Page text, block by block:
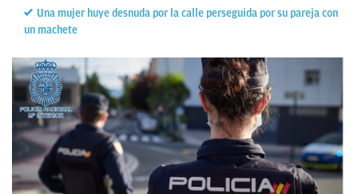
Una mujer huye desnuda por la calle perseguida por su pareja con
un machete